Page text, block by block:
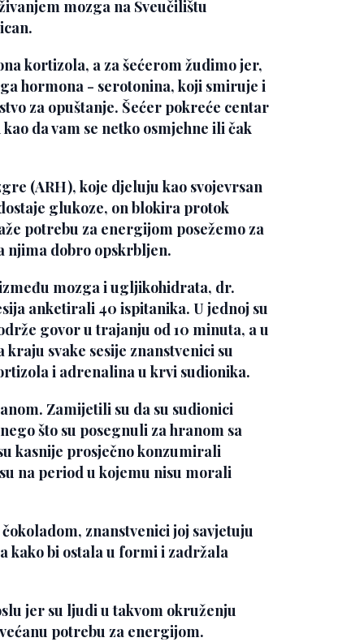
mozga na Sveučilištu
kortizola, a za šećerom žudimo jer,
hormona - serotonina, koji smiruje i
za opuštanje. Šećer pokreće centar
da vam se netko osmjehne ili čak
(ARH), koje djeluju kao svojevrsan
glukoze, on blokira protok
potrebu za energijom posežemo za
njima dobro opskrbljen.
mozga i ugljikohidrata, dr.
anketirali 40 ispitanika. U jednoj su
govor u trajanju od 10 minuta, a u
svake sesije znanstvenici su
i adrenalina u krvi sudionika.
Zamijetili su da su sudionici
što su posegnuli za hranom sa
kasnije prosječno konzumirali
na period u kojemu nisu morali
znanstvenici joj savjetuju
kako bi ostala u formi i zadržala
jer su ljudi u takvom okruženju
potrebu za energijom.